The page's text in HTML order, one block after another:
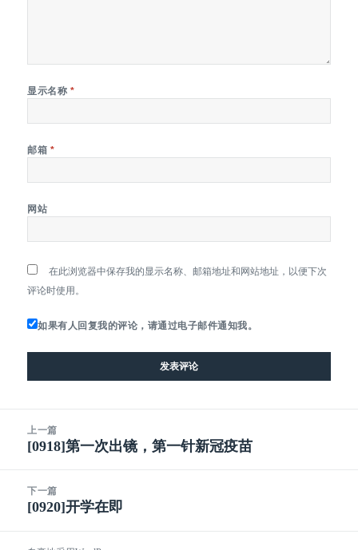
显示名称 *
邮箱 *
网站
在此浏览器中保存我的显示名称、邮箱地址和网站地址，以便下次
评论时使用。
如果有人回复我的评论，请通过电子邮件通知我。
上一篇
上
文
章：
[0918]第一次出镜，第一针新冠疫苗
下一篇
下
文
[0920]开学在即